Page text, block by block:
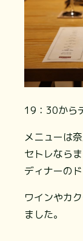
19：30から
メニューは
セトレなら
ディナーの
ワインやカ
ました。